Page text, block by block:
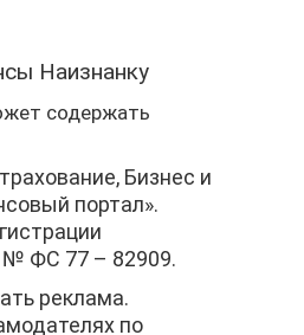
Наизнанку
содержать
Бизнес и
портал».
ФС 77 – 82909.
реклама.
по